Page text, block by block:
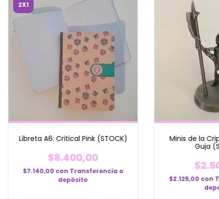
2X1
Libreta A6: Critical Pink (STOCK)
$8.400,00
$7.140,00 con Transferencia o
depósito
Minis de la
Guja
$2.125,00 con